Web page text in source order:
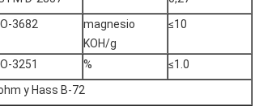
3682
magnesio
KOH/g
≤10
3251 %
≤1.0
y Hass B-72